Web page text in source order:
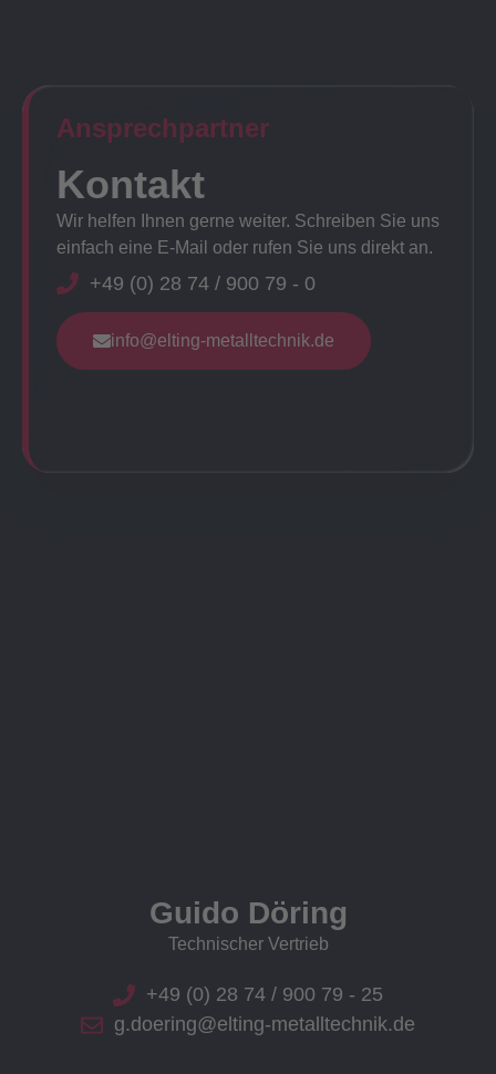
Ansprechpartner​
Kontakt
Wir helfen Ihnen gerne weiter. Schreiben Sie uns
einfach eine E-Mail oder rufen Sie uns direkt an.
+49 (0) 28 74 / 900 79 - 0
info@elting-metalltechnik.de
Guido Döring
Technischer Vertrieb
+49 (0) 28 74 / 900 79 - 25
g.doering@elting-metalltechnik.de